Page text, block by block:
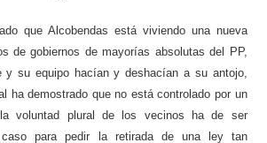
que Alcobendas está viviendo una nueva
de gobiernos de mayorías absolutas del PP,
y su equipo hacían y deshacían a su antojo,
ha demostrado que no está controlado por un
voluntad plural de los vecinos ha de ser
para pedir la retirada de una ley tan